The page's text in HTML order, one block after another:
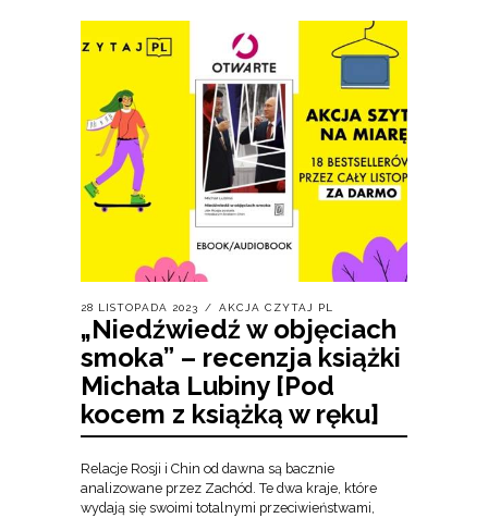
28 LISTOPADA 2023 AKCJA CZYTAJ PL
„Niedźwiedź w objęciach
smoka” – recenzja książki
Michała Lubiny [Pod
kocem z książką w ręku]
Relacje Rosji i Chin od dawna są bacznie
analizowane przez Zachód. Te dwa kraje, które
wydają się swoimi totalnymi przeciwieństwami,